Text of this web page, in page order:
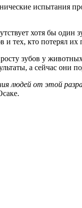
испытания
хотя бы один
и тех, кто потерял
зубов у
а сейчас они
людей от этой